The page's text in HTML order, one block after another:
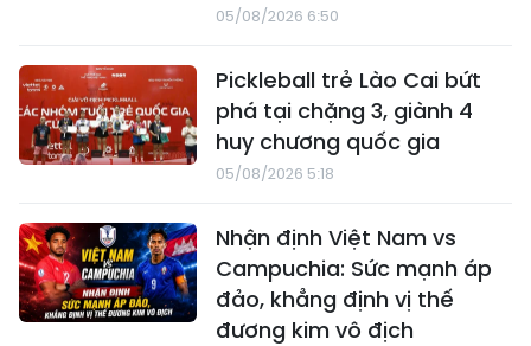
05/08/2026 6:50
Pickleball trẻ Lào Cai bứt
phá tại chặng 3, giành 4
huy chương quốc gia
05/08/2026 5:18
Nhận định Việt Nam vs
Campuchia: Sức mạnh áp
đảo, khẳng định vị thế
đương kim vô địch